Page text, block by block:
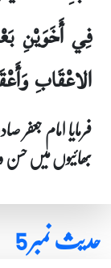
فِي أَخَوَيْنِ
الاعْقَابِ
فرمایا امام
بھائیوں میں
حدیث نمبر 5